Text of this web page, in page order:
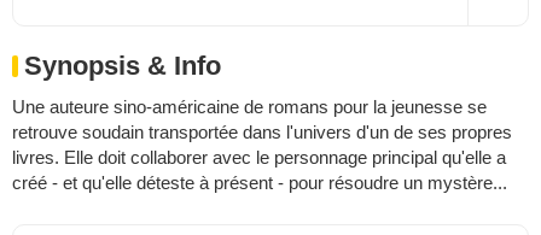
Synopsis & Info
Une auteure sino-américaine de romans pour la jeunesse se
retrouve soudain transportée dans l'univers d'un de ses propres
livres. Elle doit collaborer avec le personnage principal qu'elle a
créé - et qu'elle déteste à présent - pour résoudre un mystère...